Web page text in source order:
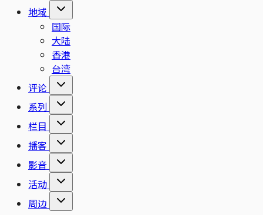
地域
国际
大陆
香港
台湾
评论
系列
栏目
播客
影音
活动
周边